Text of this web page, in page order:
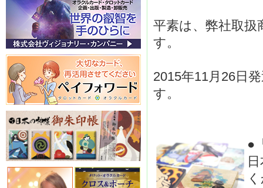
平素は、弊社取
す。
2015年11月26日
す。
●